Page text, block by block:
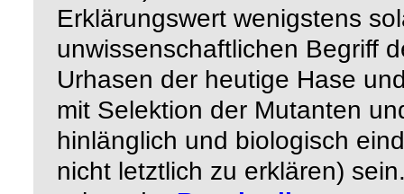
Erklärungswert wenigstens
unwissenschaftlichen Begriff
Urhasen der heutige Hase
mit Selektion der Mutanten
hinlänglich und biologisch
nicht letztlich zu erklären)